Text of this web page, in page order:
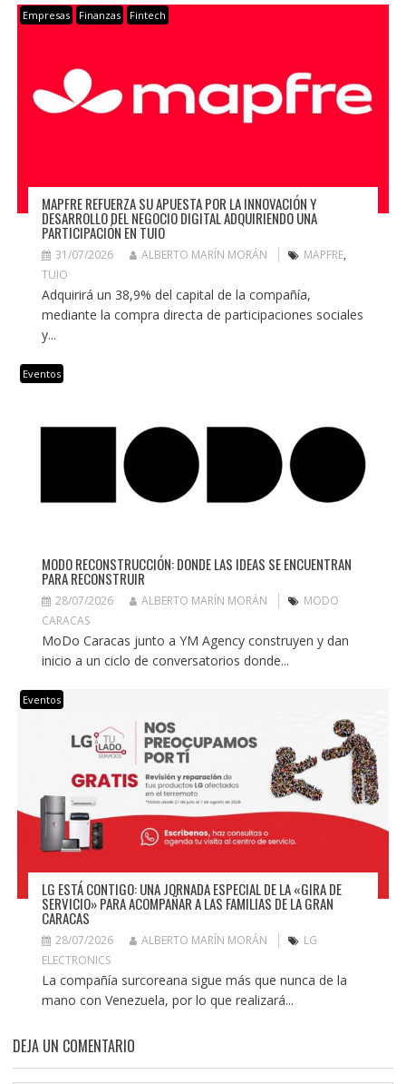
Empresas Finanzas Fintech
MAPFRE REFUERZA SU APUESTA POR LA INNOVACIÓN Y
DESARROLLO DEL NEGOCIO DIGITAL ADQUIRIENDO UNA
PARTICIPACIÓN EN TUIO
31/07/2026 ALBERTO MARÍN MORÁN MAPFRE,
TUIO
Adquirirá un 38,9% del capital de la compañía,
mediante la compra directa de participaciones sociales
y...
Eventos
MODO RECONSTRUCCIÓN: DONDE LAS IDEAS SE ENCUENTRAN
PARA RECONSTRUIR
28/07/2026 ALBERTO MARÍN MORÁN
MODO
CARACAS
MoDo Caracas junto a YM Agency construyen y dan
inicio a un ciclo de conversatorios donde...
Eventos
LG ESTÁ CONTIGO: UNA JORNADA ESPECIAL DE LA «GIRA DE
SERVICIO» PARA ACOMPAÑAR A LAS FAMILIAS DE LA GRAN
CARACAS
28/07/2026 ALBERTO MARÍN MORÁN
LG
ELECTRONICS
La compañía surcoreana sigue más que nunca de la
mano con Venezuela, por lo que realizará...
DEJA UN COMENTARIO